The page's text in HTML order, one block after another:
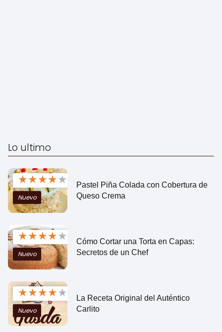
Lo ultimo
★★★★★
Nuevo
Pastel Piña Colada con Cobertura de
Queso Crema
★★★★★
Nuevo
Cómo Cortar una Torta en Capas:
Secretos de un Chef
★★★★★
Nuevo
La Receta Original del Auténtico
Carlito